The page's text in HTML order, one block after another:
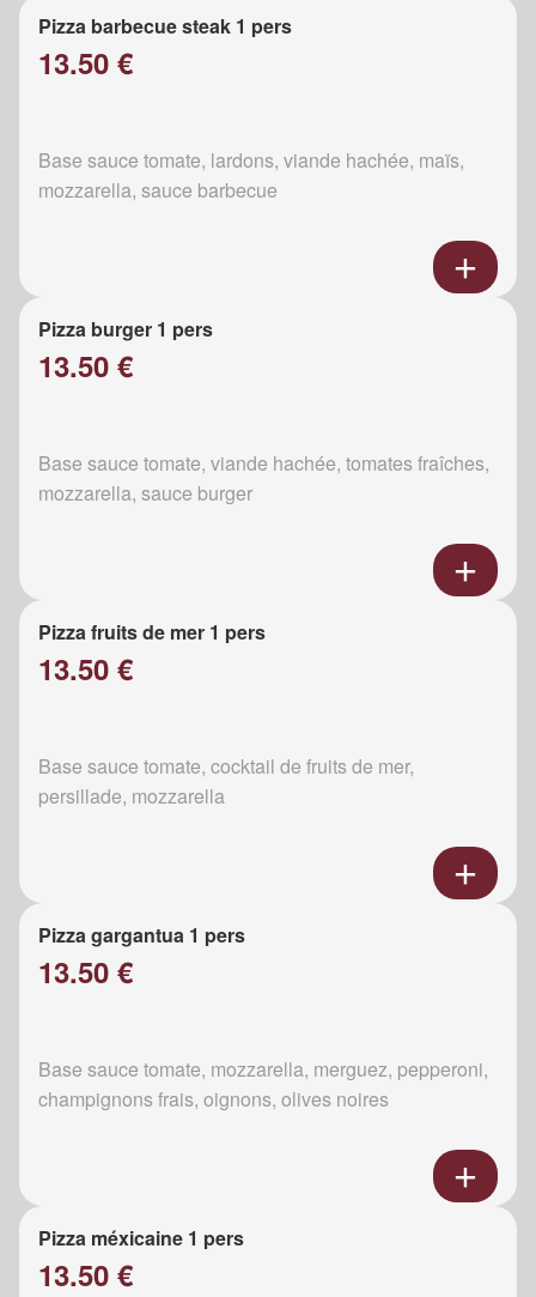
Pizza barbecue steak 1 pers
13.50 €
Base sauce tomate, lardons, viande hachée, maïs,
mozzarella, sauce barbecue
Pizza burger 1 pers
13.50 €
Base sauce tomate, viande hachée, tomates fraîches,
mozzarella, sauce burger
Pizza fruits de mer 1 pers
13.50 €
Base sauce tomate, cocktail de fruits de mer,
persillade, mozzarella
Pizza gargantua 1 pers
13.50 €
Base sauce tomate, mozzarella, merguez, pepperoni,
champignons frais, oignons, olives noires
Pizza méxicaine 1 pers
13.50 €